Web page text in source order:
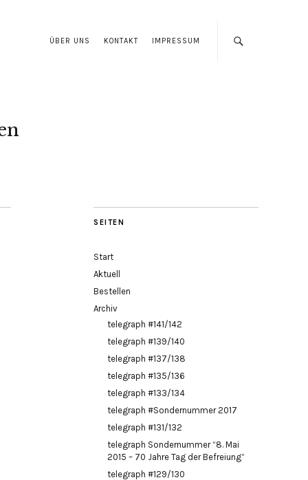
ÜBER UNS KONTAKT IMPRESSUM
SEITEN
Start
Aktuell
Bestellen
Archiv
telegraph #141/142
telegraph #139/140
telegraph #137/138
telegraph #135/136
telegraph #133/134
telegraph #Sondernummer 2017
telegraph #131/132
telegraph Sondernummer “8. Mai
2015 – 70 Jahre Tag der Befreiung”
telegraph #129/130